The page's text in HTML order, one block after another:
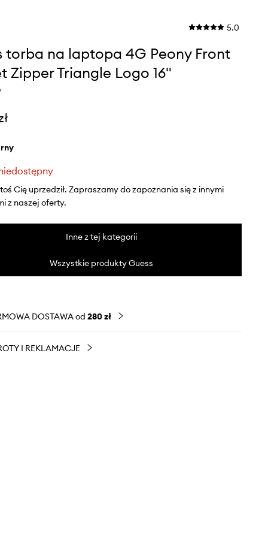
5.0
torba na laptopa 4G Peony Front
Zipper Triangle Logo 16"
Cię uprzedził. Zapraszamy do zapoznania się z innymi
z naszej oferty.
Inne z tej kategorii
Wszystkie produkty Guess
DOSTAWA od 280 zł
I REKLAMACJE